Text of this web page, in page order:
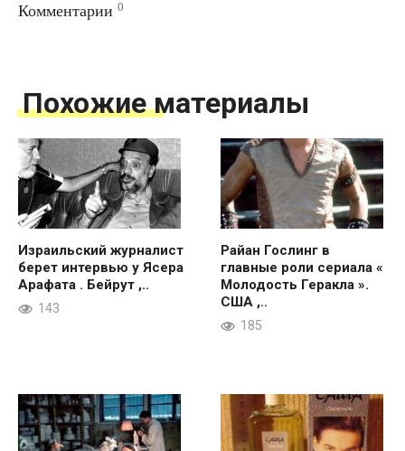
Комментарии 0
Похожие материалы
Израильский журналист
берет интервью у Ясера
Арафата . Бейрут ,..
143
Райан Гослинг в
главные роли сериала «
Молодость Геракла ».
США ,..
185